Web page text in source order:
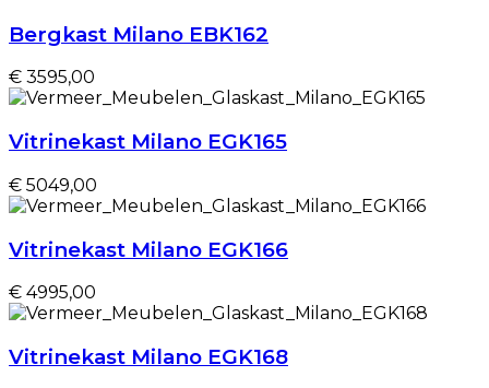
Bergkast Milano EBK162
€ 3595,00
Vitrinekast Milano EGK165
€ 5049,00
Vitrinekast Milano EGK166
€ 4995,00
Vitrinekast Milano EGK168